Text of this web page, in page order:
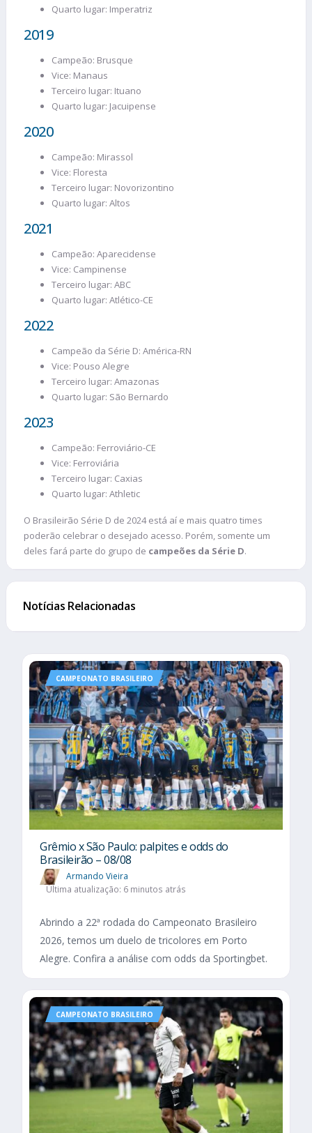
Quarto lugar: Imperatriz
2019
Campeão: Brusque
Vice: Manaus
Terceiro lugar: Ituano
Quarto lugar: Jacuipense
2020
Campeão: Mirassol
Vice: Floresta
Terceiro lugar: Novorizontino
Quarto lugar: Altos
2021
Campeão: Aparecidense
Vice: Campinense
Terceiro lugar: ABC
Quarto lugar: Atlético-CE
2022
Campeão da Série D: América-RN
Vice: Pouso Alegre
Terceiro lugar: Amazonas
Quarto lugar: São Bernardo
2023
Campeão: Ferroviário-CE
Vice: Ferroviária
Terceiro lugar: Caxias
Quarto lugar: Athletic
O Brasileirão Série D de 2024 está aí e mais quatro times
poderão celebrar o desejado acesso. Porém, somente um
deles fará parte do grupo de campeões da Série D.
Notícias Relacionadas
CAMPEONATO BRASILEIRO
Grêmio x São Paulo: palpites e odds do
Brasileirão – 08/08
Armando Vieira
Última atualização: 6 minutos atrás
Abrindo a 22ª rodada do Campeonato Brasileiro
2026, temos um duelo de tricolores em Porto
Alegre. Confira a análise com odds da Sportingbet.
CAMPEONATO BRASILEIRO